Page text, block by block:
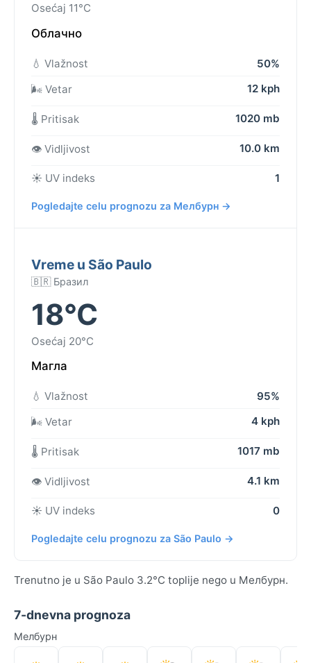
Osećaj 11°C
Облачно
💧 Vlažnost
50%
🌬️ Vetar
12 kph
🌡️ Pritisak 1020 mb
👁️ Vidljivost 10.0 km
☀️ UV indeks 1
Pogledajte celu prognozu za Мелбурн →
Vreme u São Paulo
🇧🇷 Бразил
18°C
Osećaj 20°C
Магла
💧 Vlažnost
95%
🌬️ Vetar
4 kph
🌡️ Pritisak 1017 mb
👁️ Vidljivost 4.1 km
☀️ UV indeks 0
Pogledajte celu prognozu za São Paulo →
Trenutno je u São Paulo 3.2°C toplije nego u Мелбурн.
7-dnevna prognoza
Мелбурн